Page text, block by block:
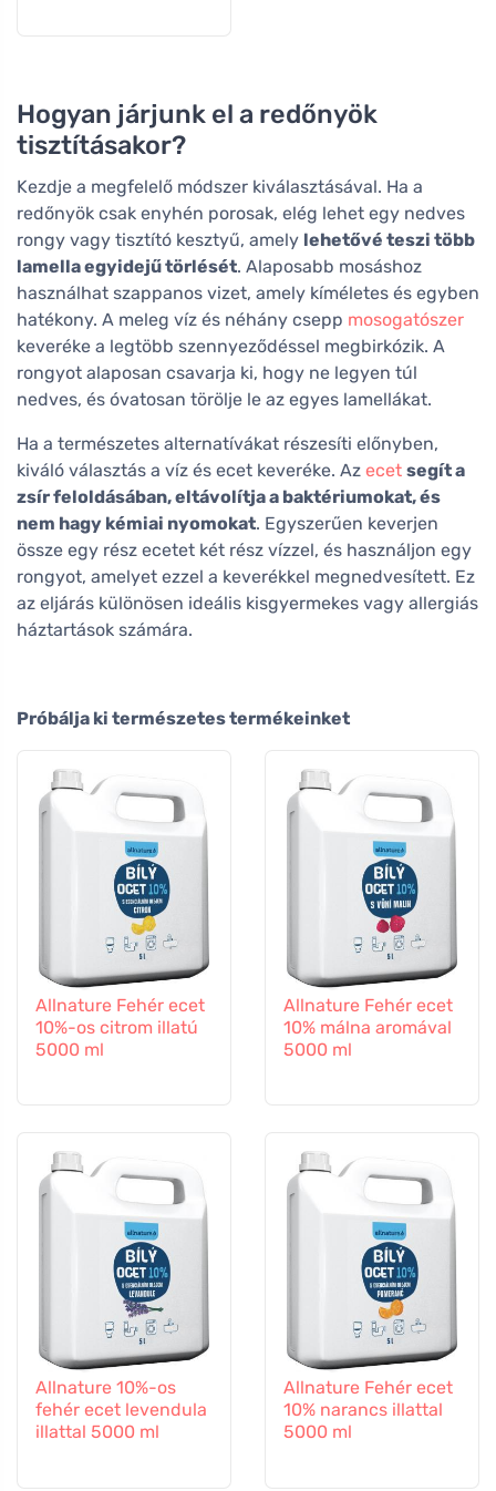
Hogyan járjunk el a redőnyök
tisztításakor?
Kezdje a megfelelő módszer kiválasztásával. Ha a
redőnyök csak enyhén porosak, elég lehet egy nedves
rongy vagy tisztító kesztyű, amely lehetővé teszi több
lamella egyidejű törlését. Alaposabb mosáshoz
használhat szappanos vizet, amely kíméletes és egyben
hatékony. A meleg víz és néhány csepp mosogatószer
keveréke a legtöbb szennyeződéssel megbirkózik. A
rongyot alaposan csavarja ki, hogy ne legyen túl
nedves, és óvatosan törölje le az egyes lamellákat.
Ha a természetes alternatívákat részesíti előnyben,
kiváló választás a víz és ecet keveréke. Az ecet segít a
zsír feloldásában, eltávolítja a baktériumokat, és
nem hagy kémiai nyomokat. Egyszerűen keverjen
össze egy rész ecetet két rész vízzel, és használjon egy
rongyot, amelyet ezzel a keverékkel megnedvesített. Ez
az eljárás különösen ideális kisgyermekes vagy allergiás
háztartások számára.
Próbálja ki természetes termékeinket
Allnature Fehér ecet
10%-os citrom illatú
5000 ml
Allnature Fehér ecet
10% málna aromával
5000 ml
Allnature 10%-os
fehér ecet levendula
illattal 5000 ml
Allnature Fehér ecet
10% narancs illattal
5000 ml